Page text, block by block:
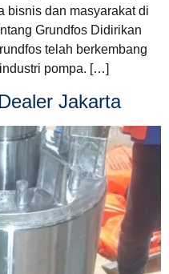
bisnis dan masyarakat di
Grundfos Didirikan
telah berkembang
pompa. […]
Jakarta